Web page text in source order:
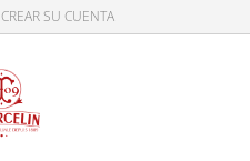
CREAR SU CUENTA